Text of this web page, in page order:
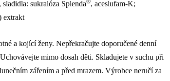
sukralóza Splenda®, aceslufam-K;
extrakt
a kojící ženy. Nepřekračujte doporučené denní
mimo dosah děti. Skladujete v suchu při
zářením a před mrazem. Výrobce neručí za